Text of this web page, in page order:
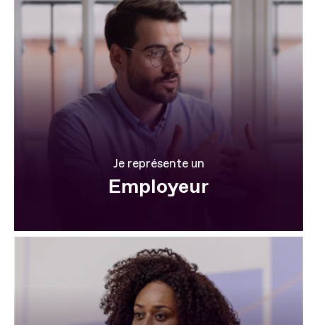
Je représente un
Employeur